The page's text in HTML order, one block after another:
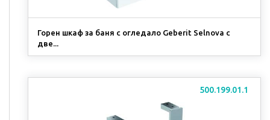
Горен шкаф за баня с огледало Geberit Selnova с
две...
500.199.01.1